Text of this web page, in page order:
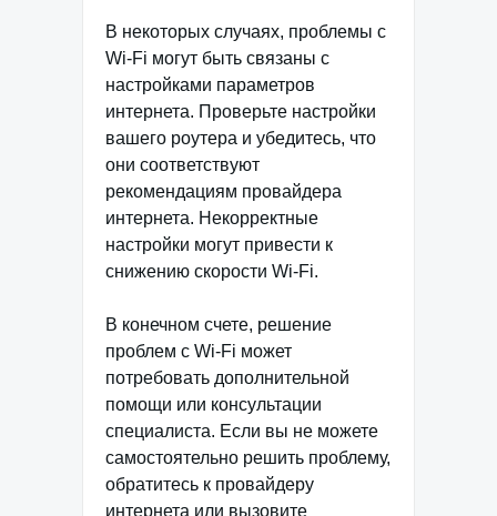
В некоторых случаях, проблемы с
Wi-Fi могут быть связаны с
настройками параметров
интернета. Проверьте настройки
вашего роутера и убедитесь, что
они соответствуют
рекомендациям провайдера
интернета. Некорректные
настройки могут привести к
снижению скорости Wi-Fi.
В конечном счете, решение
проблем с Wi-Fi может
потребовать дополнительной
помощи или консультации
специалиста. Если вы не можете
самостоятельно решить проблему,
обратитесь к провайдеру
интернета или вызовите